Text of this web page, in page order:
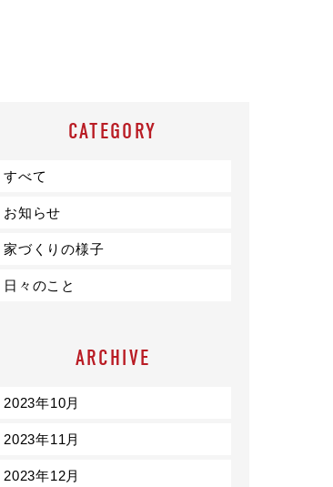
モデルハウス
クオリティ
お知らせ
会社概要
スタッフ紹介
採用情報
CATEGORY
すべて
お知らせ
家づくりの様子
日々のこと
ARCHIVE
2023年10月
2023年11月
2023年12月